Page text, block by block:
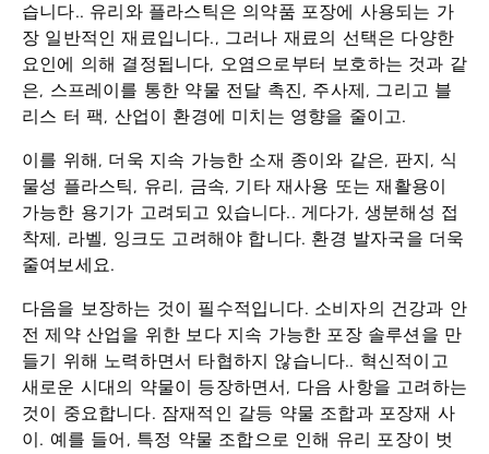
습니다.. 유리와 플라스틱은 의약품 포장에 사용되는 가
장 일반적인 재료입니다., 그러나 재료의 선택은 다양한
요인에 의해 결정됩니다, 오염으로부터 보호하는 것과 같
은, 스프레이를 통한 약물 전달 촉진, 주사제, 그리고 블
리스 터 팩, 산업이 환경에 미치는 영향을 줄이고.
이를 위해, 더욱 지속 가능한 소재 종이와 같은, 판지, 식
물성 플라스틱, 유리, 금속, 기타 재사용 또는 재활용이
가능한 용기가 고려되고 있습니다.. 게다가, 생분해성 접
착제, 라벨, 잉크도 고려해야 합니다. 환경 발자국을 더욱
줄여보세요.
다음을 보장하는 것이 필수적입니다. 소비자의 건강과 안
전 제약 산업을 위한 보다 지속 가능한 포장 솔루션을 만
들기 위해 노력하면서 타협하지 않습니다.. 혁신적이고
새로운 시대의 약물이 등장하면서, 다음 사항을 고려하는
것이 중요합니다. 잠재적인 갈등 약물 조합과 포장재 사
이. 예를 들어, 특정 약물 조합으로 인해 유리 포장이 벗